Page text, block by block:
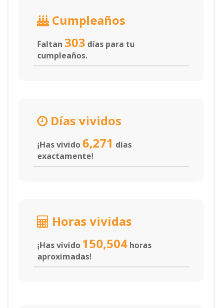
Cumpleaños
Faltan 303 días para tu
cumpleaños.
Días vividos
¡Has vivido 6,271 días
exactamente!
Horas vividas
¡Has vivido 150,504 horas
aproximadas!